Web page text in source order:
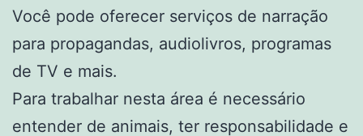
Você pode oferecer serviços de narração
para propagandas, audiolivros, programas
de TV e mais.
Para trabalhar nesta área é necessário
entender de animais, ter responsabilidade e